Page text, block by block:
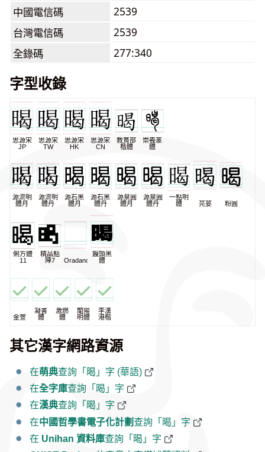
中國電信碼
2539
台灣電信碼
2539
全錄碼
277:340
字型收錄
思源宋
JP
思源宋
TW
思源宋
HK
思源宋
CN
教育部
楷體
崇羲篆
體
源流明
體月
源流明
體丹
源石黑
體月
源石黑
體丹
源泉圓
體月
源泉圓
體丹
一點明
體
芫荽 粉圓
俐方體
11
精品點
陣7
Oradano
饅頭黑
體
金萱
凝書
體
激燃
體
蘭陽
明體
李漢
港楷
其它漢字網路資源
在萌典查詢「暍」字 (華語)
在全字庫查詢「暍」字
在漢典查詢「暍」字
在中國哲學書電子化計劃查詢「暍」字
在 Unihan 資料庫查詢「暍」字